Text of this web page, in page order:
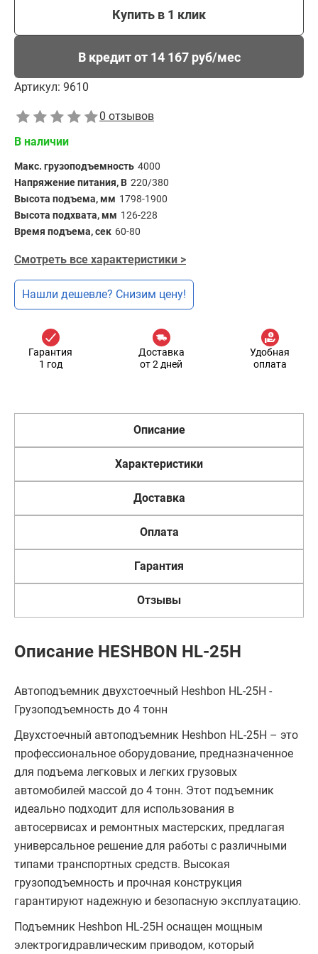
Купить в 1 клик
В кредит от 14 167 руб/мес
Артикул: 9610
0 отзывов
В наличии
Макс. грузоподъемность 4000
Напряжение питания, В 220/380
Высота подъема, мм 1798-1900
Высота подхвата, мм 126-228
Время подъема, сек 60-80
Смотреть все характеристики >
Нашли дешевле? Снизим цену!
Гарантия
1 год
Доставка
от 2 дней
Удобная
оплата
Описание
Характеристики
Доставка
Оплата
Гарантия
Отзывы
Описание HESHBON HL-25H
Автоподъемник двухстоечный Heshbon HL-25H -
Грузоподъемность до 4 тонн
Двухстоечный автоподъемник Heshbon HL-25H – это
профессиональное оборудование, предназначенное
для подъема легковых и легких грузовых
автомобилей массой до 4 тонн. Этот подъемник
идеально подходит для использования в
автосервисах и ремонтных мастерских, предлагая
универсальное решение для работы с различными
типами транспортных средств. Высокая
грузоподъемность и прочная конструкция
гарантируют надежную и безопасную эксплуатацию.
Подъемник Heshbon HL-25H оснащен мощным
электрогидравлическим приводом, который